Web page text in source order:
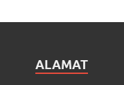
ALAMAT